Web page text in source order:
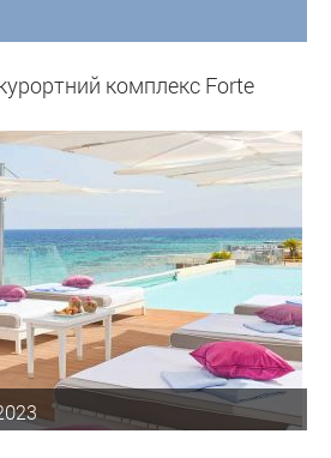
комплекс Forte